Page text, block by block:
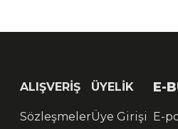
ALIŞVERİŞ
Sözleşmeler
ÜYELİK
Üye Girişi
E-
E-